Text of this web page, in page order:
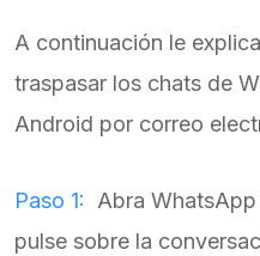
A continuación le
traspasar los chats de
Android por correo
Paso 1:
Abra
pulse sobre la